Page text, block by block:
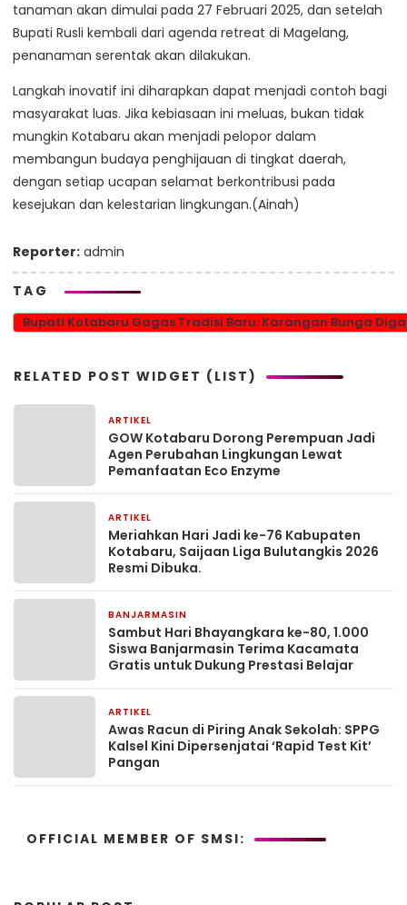
tanaman akan dimulai pada 27 Februari 2025, dan setelah
Bupati Rusli kembali dari agenda retreat di Magelang,
penanaman serentak akan dilakukan.
Langkah inovatif ini diharapkan dapat menjadi contoh bagi
masyarakat luas. Jika kebiasaan ini meluas, bukan tidak
mungkin Kotabaru akan menjadi pelopor dalam
membangun budaya penghijauan di tingkat daerah,
dengan setiap ucapan selamat berkontribusi pada
kesejukan dan kelestarian lingkungan.(Ainah)
Reporter: admin
TAG
Bupati Kotabaru Gagas Tradisi Baru: Karangan Bunga
RELATED POST WIDGET (LIST)
ARTIKEL
GOW Kotabaru Dorong Perempuan Jadi
Agen Perubahan Lingkungan Lewat
Pemanfaatan Eco Enzyme
ARTIKEL
Meriahkan Hari Jadi ke-76 Kabupaten
Kotabaru, Saijaan Liga Bulutangkis 2026
Resmi Dibuka.
BANJARMASIN
Sambut Hari Bhayangkara ke-80, 1.000
Siswa Banjarmasin Terima Kacamata
Gratis untuk Dukung Prestasi Belajar
ARTIKEL
Awas Racun di Piring Anak Sekolah: SPPG
Kalsel Kini Dipersenjatai ‘Rapid Test Kit’
Pangan
OFFICIAL MEMBER OF SMSI: